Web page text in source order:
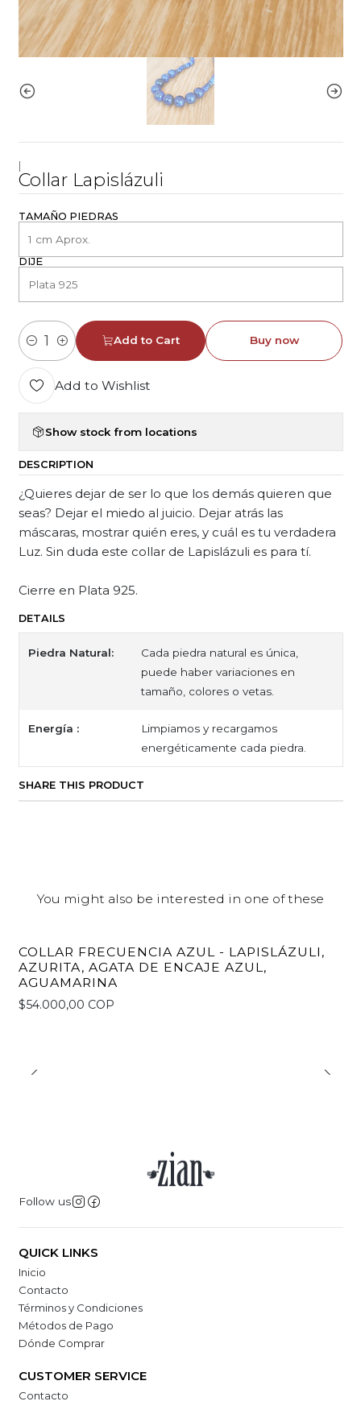
Collar Lapislázuli
TAMAÑO PIEDRAS
DIJE
Quantity
Add to Cart Buy now
Add to Wishlist
Show stock from locations
DESCRIPTION
¿Quieres dejar de ser lo que los demás quieren que
seas? Dejar el miedo al juicio. Dejar atrás las
máscaras, mostrar quién eres, y cuál es tu verdadera
Luz. Sin duda este collar de Lapislázuli es para tí.
Cierre en Plata 925.
DETAILS
Piedra Natural:
Cada piedra natural es única,
puede haber variaciones en
tamaño, colores o vetas.
Energía :
Limpiamos y recargamos
energéticamente cada piedra.
SHARE THIS PRODUCT
You might also be interested in one of these
COLLAR FRECUENCIA AZUL - LAPISLÁZULI,
AZURITA, AGATA DE ENCAJE AZUL,
AGUAMARINA
$54.000,00 COP
Follow us
QUICK LINKS
Inicio
Contacto
Términos y Condiciones
Métodos de Pago
Dónde Comprar
CUSTOMER SERVICE
Contacto